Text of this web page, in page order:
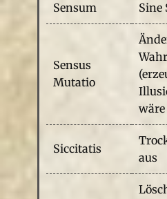
Sensum
Sine
Sensus
Mutatio
Siccitatis
aus